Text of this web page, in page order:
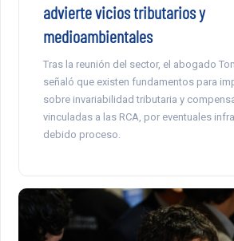
advierte vicios tributarios y
medioambientales
Tras la reunión del sector, el abogado
señaló que existen fundamentos para
sobre invariabilidad tributaria y
vinculadas a las RCA, por eventuales
debido proceso.